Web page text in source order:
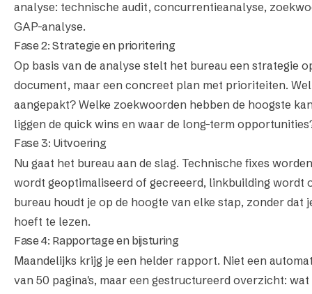
analyse: technische audit, concurrentieanalyse,
GAP-analyse.
Fase 2: Strategie en prioritering
Op basis van de analyse stelt het bureau een strategie
document, maar een concreet plan met prioriteiten.
aangepakt? Welke zoekwoorden hebben de hoogste
liggen de quick wins en waar de long-term
Fase 3: Uitvoering
Nu gaat het bureau aan de slag. Technische fixes
wordt geoptimaliseerd of gecreeerd, linkbuilding wordt
bureau houdt je op de hoogte van elke stap, zonder dat
hoeft te lezen.
Fase 4: Rapportage en bijsturing
Maandelijks krijg je een helder rapport. Niet een
van 50 pagina's, maar een gestructureerd overzicht: